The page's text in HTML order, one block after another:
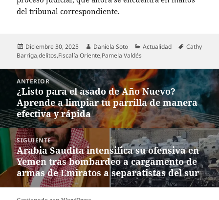
del tribunal correspondiente.
Publicado
el
Diciembre 30, 2025 Autor
Daniela Soto Categorías
Actualidad Etiquetas
Cathy
Barriga,delitos,Fiscalía Oriente,Pamela Valdés
Navegación
entradas
ANTERIOR
Entrada
anterior:
¿Listo para el asado de Año Nuevo?
Aprende a limpiar tu parrilla de manera
efectiva y rápida
SIGUIENTE
Entrada
siguiente:
Arabia Saudita intensifica su ofensiva en
Yemen tras bombardeo a cargamento de
armas de Emiratos a separatistas del sur